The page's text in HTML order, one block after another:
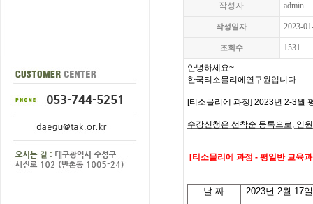
작성자 admin
작성일자 2023-
조회수 1531
안녕하세요~
한국티소믈리에연구원입니다.
[티소믈리에 과정] 2023년 2-3월
수강신청은 선착순 등록으로, 인
[티소믈리에 과정 - 평일반 교육
날 짜 2023년 2월 17